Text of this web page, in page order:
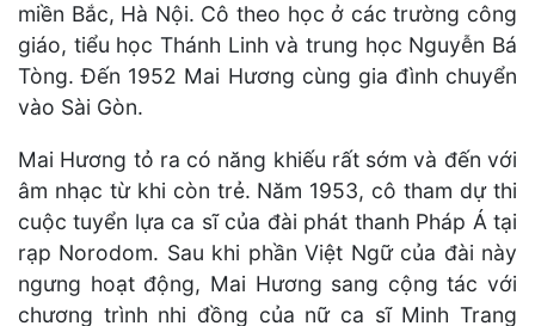
miền Bắc, Hà Nội. Cô theo học ở các trường công
giáo, tiểu học Thánh Linh và trung học Nguyễn Bá
Tòng. Đến 1952 Mai Hương cùng gia đình chuyển
vào Sài Gòn.
Mai Hương tỏ ra có năng khiếu rất sớm và đến với
âm nhạc từ khi còn trẻ. Năm 1953, cô tham dự thi
cuộc tuyển lựa ca sĩ của đài phát thanh Pháp Á tại
rạp Norodom. Sau khi phần Việt Ngữ của đài này
ngưng hoạt động, Mai Hương sang cộng tác với
chương trình nhi đồng của nữ ca sĩ Minh Trang